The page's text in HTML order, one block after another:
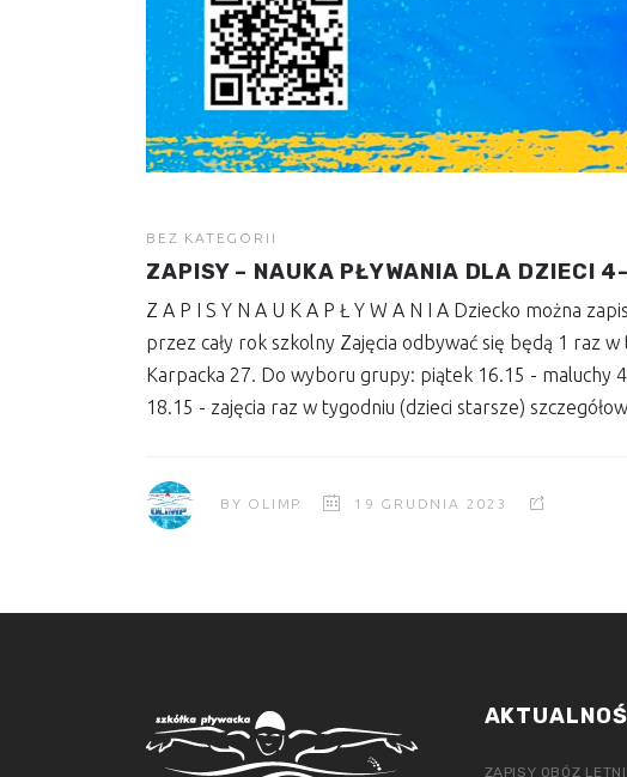
BEZ KATEGORII
ZAPISY – NAUKA PŁYWANIA DLA DZIECI
Z A P I S Y N A U K A P Ł Y W A N I A Dziecko można
przez cały rok szkolny Zajęcia odbywać się będą 1 raz
Karpacka 27. Do wyboru grupy: piątek 16.15 - maluchy
18.15 - zajęcia raz w tygodniu (dzieci starsze)
BY OLIMP 19 GRUDNIA 2023
ZAPISY OBÓZ